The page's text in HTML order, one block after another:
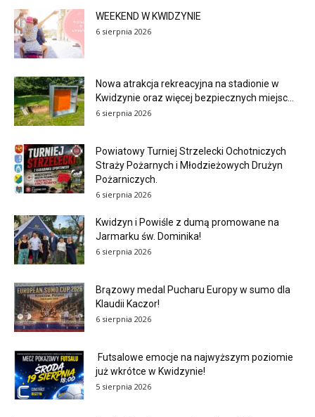
WEEKEND W KWIDZYNIE
6 sierpnia 2026
Nowa atrakcja rekreacyjna na stadionie w
Kwidzynie oraz więcej bezpiecznych miejsc...
6 sierpnia 2026
Powiatowy Turniej Strzelecki Ochotniczych
Straży Pożarnych i Młodzieżowych Drużyn
Pożarniczych.
6 sierpnia 2026
Kwidzyn i Powiśle z dumą promowane na
Jarmarku św. Dominika!
6 sierpnia 2026
Brązowy medal Pucharu Europy w sumo dla
Klaudii Kaczor!
6 sierpnia 2026
Futsalowe emocje na najwyższym poziomie
już wkrótce w Kwidzynie!
5 sierpnia 2026